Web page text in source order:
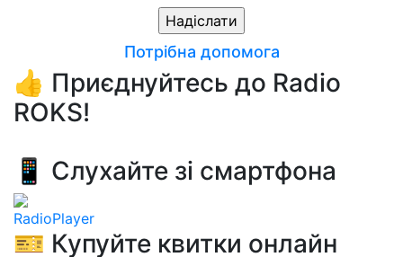
Потрібна допомога
👍 Приєднуйтесь до Radio
ROKS!
📱 Слухайте зі смартфона
RadioPlayer
🎫 Купуйте квитки онлайн